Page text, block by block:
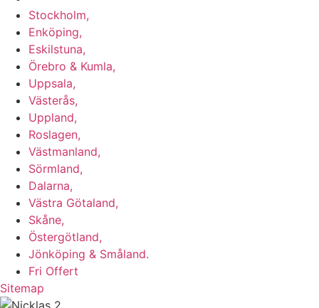
Stockholm,
Enköping,
Eskilstuna,
Örebro & Kumla,
Uppsala,
Västerås,
Uppland,
Roslagen,
Västmanland,
Sörmland,
Dalarna,
Västra Götaland,
Skåne,
Östergötland,
Jönköping & Småland.
Fri Offert
Sitemap